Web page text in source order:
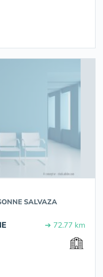
SALVAZA
➔ 72.77 km